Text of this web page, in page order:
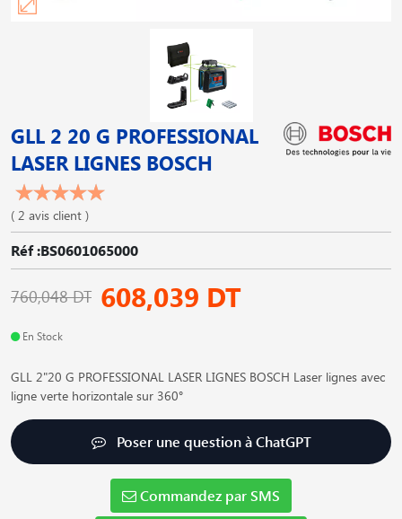
GLL 2 20 G PROFESSIONAL
LASER LIGNES BOSCH
( 2 avis client )
Réf :BS0601065000
760,048 DT 608,039 DT
En Stock
GLL 2"20 G PROFESSIONAL LASER LIGNES BOSCH Laser lignes avec
ligne verte horizontale sur 360°
Poser une question à ChatGPT
Commandez par SMS